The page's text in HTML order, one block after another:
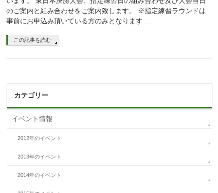
のご案内と組み合わせをご案内致します。 ※指定練習ラウンドは
事前にお申込み頂いている方のみとなります …
この記事を読む
カテゴリー
イベント情報
2012年のイベント
2013年のイベント
2014年のイベント